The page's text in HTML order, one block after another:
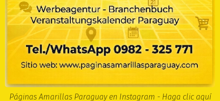
Páginas Amarillas Paraguay en Instagram - Haga clic aquí